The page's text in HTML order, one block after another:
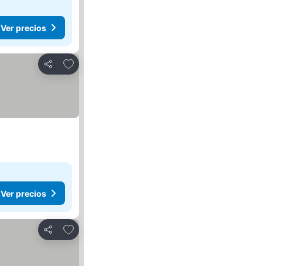
Ver precios
Compartir
Agregar a favoritos
Ver precios
Compartir
Agregar a favoritos